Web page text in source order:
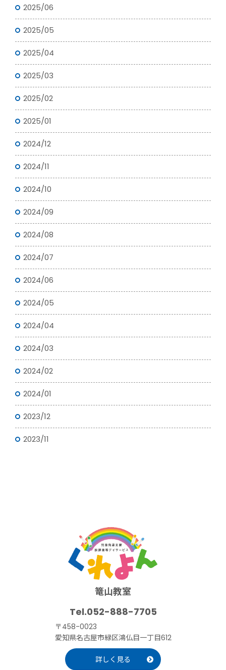
2025/06
2025/05
2025/04
2025/03
2025/02
2025/01
2024/12
2024/11
2024/10
2024/09
2024/08
2024/07
2024/06
2024/05
2024/04
2024/03
2024/02
2024/01
2023/12
2023/11
篭山教室
052-888-7705
〒458-0023
愛知県名古屋市緑区鴻仏目一丁目612
詳しく見る